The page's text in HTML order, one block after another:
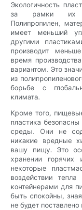
Экологичность
за рамки их
Полипропилен,
имеет меньший
другими
производит
время
вариантом. Это
из
борьбе с
климата.
Кроме того,
пластика
среды. Они не
никакие вредные
вашу пищу. Это
хранении горячих
некоторые
воздействии
контейнерами для
быть спокойны,
не будет поставлено